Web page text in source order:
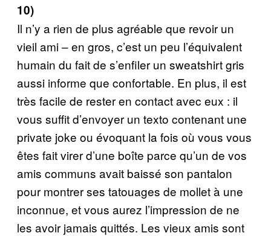
10)
Il n’y a rien de plus agréable que revoir un
vieil ami – en gros, c’est un peu l’équivalent
humain du fait de s’enfiler un sweatshirt gris
aussi informe que confortable. En plus, il est
très facile de rester en contact avec eux : il
vous suffit d’envoyer un texto contenant une
private joke ou évoquant la fois où vous vous
êtes fait virer d’une boîte parce qu’un de vos
amis communs avait baissé son pantalon
pour montrer ses tatouages de mollet à une
inconnue, et vous aurez l’impression de ne
les avoir jamais quittés. Les vieux amis sont